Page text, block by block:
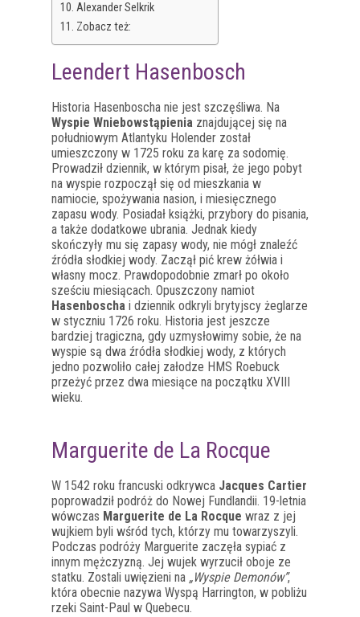
Alexander Selkrik
Zobacz też:
Leendert Hasenbosch
Historia Hasenboscha nie jest szczęśliwa. Na
Wyspie Wniebowstąpienia znajdującej się na
południowym Atlantyku Holender został
umieszczony w 1725 roku za karę za sodomię.
Prowadził dziennik, w którym pisał, że jego pobyt
na wyspie rozpoczął się od mieszkania w
namiocie, spożywania nasion, i miesięcznego
zapasu wody. Posiadał książki, przybory do pisania,
a także dodatkowe ubrania. Jednak kiedy
skończyły mu się zapasy wody, nie mógł znaleźć
źródła słodkiej wody. Zaczął pić krew żółwia i
własny mocz. Prawdopodobnie zmarł po około
sześciu miesiącach. Opuszczony namiot
Hasenboscha i dziennik odkryli brytyjscy żeglarze
w styczniu 1726 roku. Historia jest jeszcze
bardziej tragiczna, gdy uzmysłowimy sobie, że na
wyspie są dwa źródła słodkiej wody, z których
jedno pozwoliło całej załodze HMS Roebuck
przeżyć przez dwa miesiące na początku XVIII
wieku.
Marguerite de La Rocque
W 1542 roku francuski odkrywca Jacques Cartier
poprowadził podróż do Nowej Fundlandii. 19-letnia
wówczas Marguerite de La Rocque wraz z jej
wujkiem byli wśród tych, którzy mu towarzyszyli.
Podczas podróży Marguerite zaczęła sypiać z
innym mężczyzną. Jej wujek wyrzucił oboje ze
statku. Zostali uwięzieni na „Wyspie Demonów”,
która obecnie nazywa Wyspą Harrington, w pobliżu
rzeki Saint-Paul w Quebecu.